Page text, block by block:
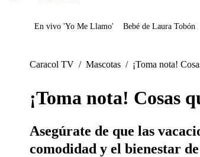
Juegos
En vivo 'Yo Me Llamo' Bebé de Laura Tobón
Caracol TV / Mascotas / ¡Toma nota!
¡Toma nota! Cosas
Asegúrate de que las
comodidad y el bienestar